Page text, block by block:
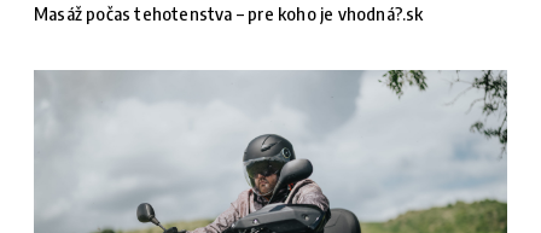
Masáž počas tehotenstva – pre koho je vhodná?.sk